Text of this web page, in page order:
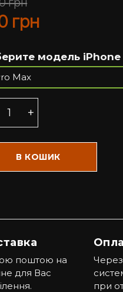
грн
модель iPhone
В КОШИК
поштою на
для Вас
Через
при